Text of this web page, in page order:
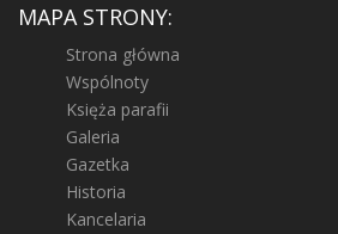
MAPA STRONY:
Strona główna
Wspólnoty
Księża parafii
Galeria
Gazetka
Historia
Kancelaria